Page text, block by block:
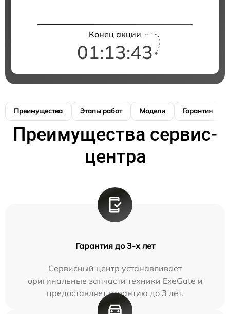
Конец акции
01:13:42
Преимущества Этапы работ Модели Гарантия
Преимущества сервис-
центра
Гарантия до 3-х лет
Сервисный центр устанавливает
оригинальные запчасти техники ExeGate и
предоставляет гарантию до 3 лет.